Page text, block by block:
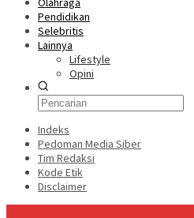
Pendidikan
Selebritis
Lainnya
Lifestyle
Opini
Indeks
Pedoman Media Siber
Tim Redaksi
Kode Etik
Disclaimer